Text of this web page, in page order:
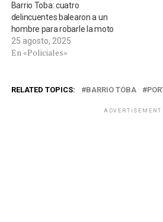
Barrio Toba: cuatro
delincuentes balearon a un
hombre para robarle la moto
25 agosto, 2025
En «Policiales»
RELATED TOPICS: BARRIO TOBA
ADVERTISEMENT